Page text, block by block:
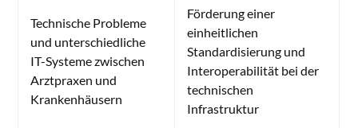
Technische Probleme
und unterschiedliche
IT-Systeme zwischen
Arztpraxen und
Krankenhäusern
Förderung einer
einheitlichen
Standardisierung und
Interoperabilität bei der
technischen
Infrastruktur